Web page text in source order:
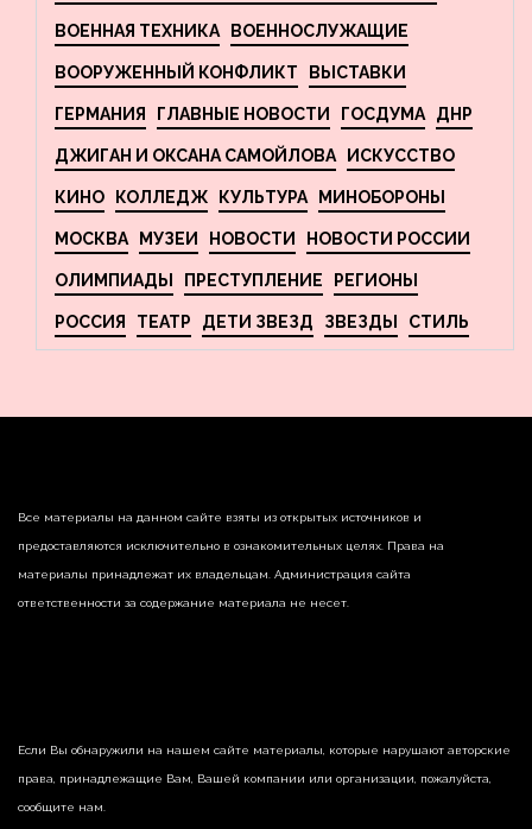
ВОЕННАЯ ТЕХНИКА ВОЕННОСЛУЖАЩИЕ
ВООРУЖЕННЫЙ КОНФЛИКТ ВЫСТАВКИ
ГЕРМАНИЯ ГЛАВНЫЕ НОВОСТИ ГОСДУМА ДНР
ДЖИГАН И ОКСАНА САМОЙЛОВА ИСКУССТВО
КИНО КОЛЛЕДЖ КУЛЬТУРА МИНОБОРОНЫ
МОСКВА МУЗЕИ НОВОСТИ НОВОСТИ РОССИИ
ОЛИМПИАДЫ ПРЕСТУПЛЕНИЕ РЕГИОНЫ
РОССИЯ ТЕАТР ДЕТИ ЗВЕЗД ЗВЕЗДЫ СТИЛЬ
Все материалы на данном сайте взяты из открытых источников и
предоставляются исключительно в ознакомительных целях. Права на
материалы принадлежат их владельцам. Администрация сайта
ответственности за содержание материала не несет.
Если Вы обнаружили на нашем сайте материалы, которые нарушают авторские
права, принадлежащие Вам, Вашей компании или организации, пожалуйста,
сообщите нам.